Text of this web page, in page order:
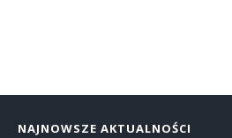
NAJNOWSZE AKTUALNOŚCI